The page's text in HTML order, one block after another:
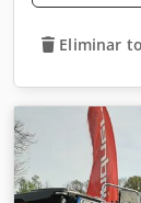
Eliminar